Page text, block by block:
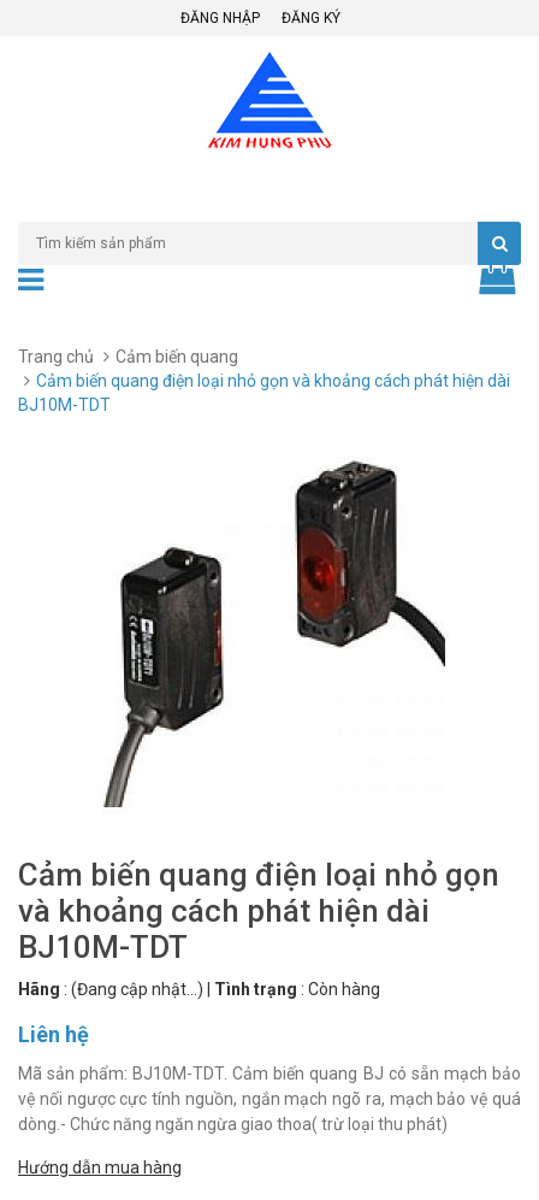
ĐĂNG NHẬP ĐĂNG KÝ
Trang chủ
Cảm biến quang
Cảm biến quang điện loại nhỏ gọn và khoảng cách phát hiện dài
BJ10M-TDT
Cảm biến quang điện loại nhỏ gọn
và khoảng cách phát hiện dài
BJ10M-TDT
Hãng : (Đang cập nhật...) Tình trạng : Còn hàng
Liên hệ
Mã sản phẩm: BJ10M-TDT. Cảm biến quang BJ có sẵn mạch bảo
vệ nối ngược cực tính nguồn, ngắn mạch ngõ ra, mạch bảo vệ quá
dòng.- Chức năng ngăn ngừa giao thoa( trừ loại thu phát)
Hướng dẫn mua hàng